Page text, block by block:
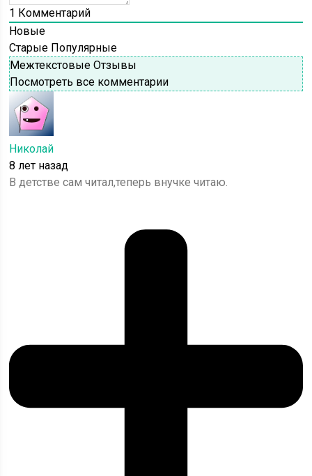
1 Комментарий
Новые
Старые Популярные
Межтекстовые Отзывы
Посмотреть все комментарии
Николай
8 лет назад
В детстве сам читал,теперь внучке читаю.